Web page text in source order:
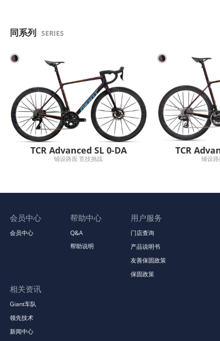
同系列 SERIES
TCR Advanced SL 0-DA
铺设路面 竞技挑战
TCR
铺设
会员中心
会员中心
帮助中心
Q&A
帮助说明
用户服务
门店查询
产品说明书
友善保固政策
保固政策
相关资讯
Giant车队
领先技术
新闻中心